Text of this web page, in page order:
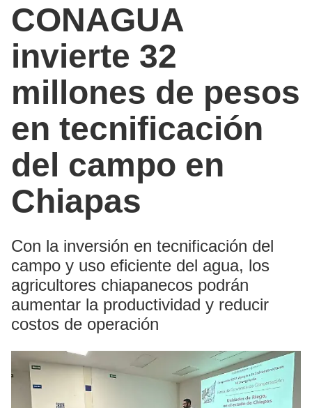
CONAGUA
invierte 32
millones de pesos
en tecnificación
del campo en
Chiapas
Con la inversión en tecnificación del
campo y uso eficiente del agua, los
agricultores chiapanecos podrán
aumentar la productividad y reducir
costos de operación